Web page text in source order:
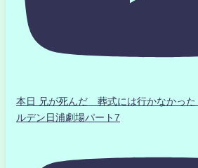
本日 兄が死んだ 葬式には行かなかっ
ルデン日浦劇場パート7